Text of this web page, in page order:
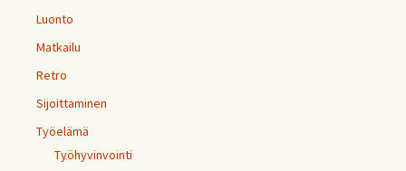
Luonto
Matkailu
Retro
Sijoittaminen
Työelämä
Työhyvinvointi